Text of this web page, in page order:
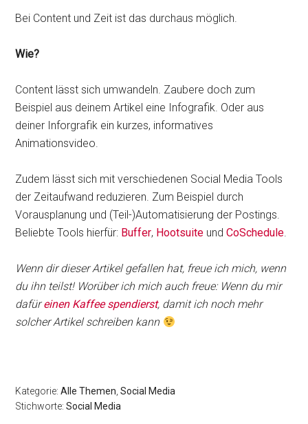
Bei Content und Zeit ist das durchaus möglich.
Wie?
Content lässt sich umwandeln. Zaubere doch zum
Beispiel aus deinem Artikel eine Infografik. Oder aus
deiner Inforgrafik ein kurzes, informatives
Animationsvideo.
Zudem lässt sich mit verschiedenen Social Media Tools
der Zeitaufwand reduzieren. Zum Beispiel durch
Vorausplanung und (Teil-)Automatisierung der Postings.
Beliebte Tools hierfür: Buffer, Hootsuite undCoSchedule.
Wenn dir dieser Artikel gefallen hat, freue ich mich, wenn
du ihn teilst! Worüber ich mich auch freue: Wenn du mir
dafüreinen Kaffee spendierst, damit ich noch mehr
solcher Artikel schreiben kann
Kategorie:Alle Themen,Social Media
Stichworte:Social Media